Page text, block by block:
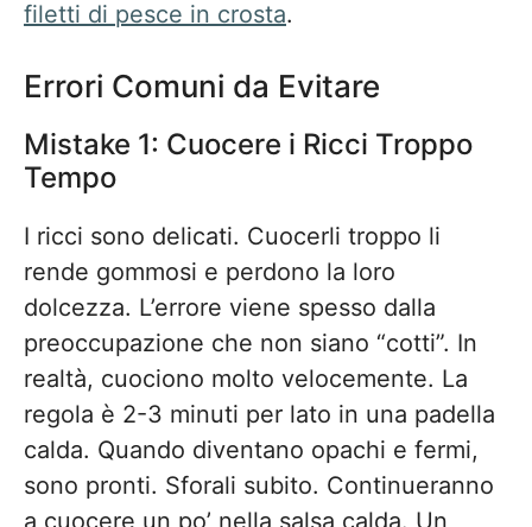
filetti di pesce in crosta.
Errori Comuni da Evitare
Mistake 1: Cuocere i Ricci Troppo
Tempo
I ricci sono delicati. Cuocerli troppo li
rende gommosi e perdono la loro
dolcezza. L’errore viene spesso dalla
preoccupazione che non siano “cotti”. In
realtà, cuociono molto velocemente. La
regola è 2-3 minuti per lato in una padella
calda. Quando diventano opachi e fermi,
sono pronti. Sforali subito. Continueranno
a cuocere un po’ nella salsa calda. Un